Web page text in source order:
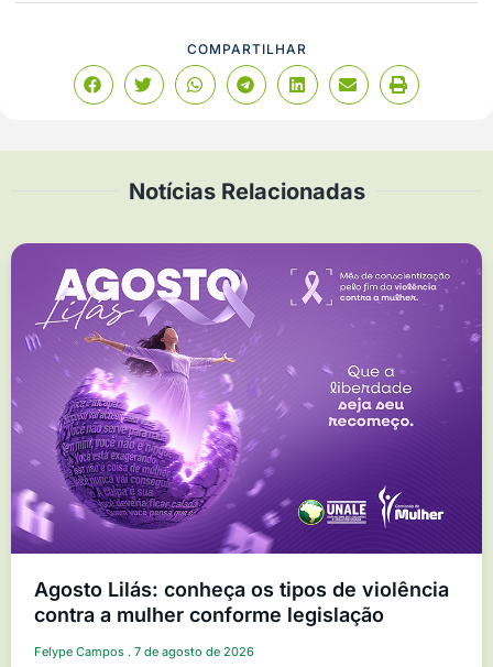
COMPARTILHAR
Notícias Relacionadas
Agosto Lilás: conheça os tipos de violência
contra a mulher conforme legislação
Felype Campos 7 de agosto de 2026